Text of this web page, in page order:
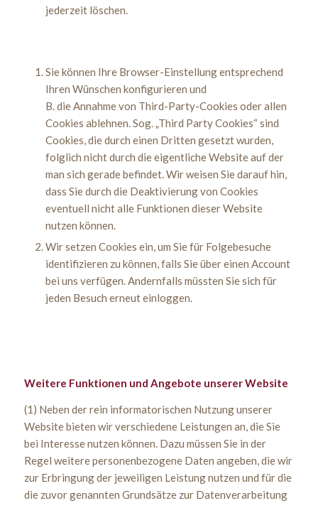
jederzeit löschen.
Sie können Ihre Browser-Einstellung entsprechend
Ihren Wünschen konfigurieren und
B. die Annahme von Third-Party-Cookies oder allen
Cookies ablehnen. Sog. „Third Party Cookies“ sind
Cookies, die durch einen Dritten gesetzt wurden,
folglich nicht durch die eigentliche Website auf der
man sich gerade befindet. Wir weisen Sie darauf hin,
dass Sie durch die Deaktivierung von Cookies
eventuell nicht alle Funktionen dieser Website
nutzen können.
Wir setzen Cookies ein, um Sie für Folgebesuche
identifizieren zu können, falls Sie über einen Account
bei uns verfügen. Andernfalls müssten Sie sich für
jeden Besuch erneut einloggen.
Weitere Funktionen und Angebote unserer Website
(1) Neben der rein informatorischen Nutzung unserer
Website bieten wir verschiedene Leistungen an, die Sie
bei Interesse nutzen können. Dazu müssen Sie in der
Regel weitere personenbezogene Daten angeben, die wir
zur Erbringung der jeweiligen Leistung nutzen und für die
die zuvor genannten Grundsätze zur Datenverarbeitung